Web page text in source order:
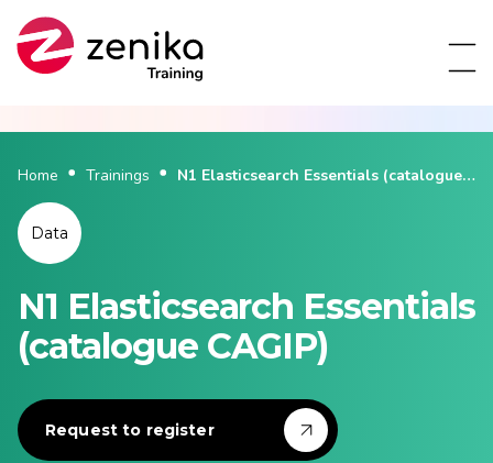
Home Trainings
N1 Elasticsearch Essentials (catalogue
Data
N1 Elasticsearch Essentials
(catalogue CAGIP)
Request to register